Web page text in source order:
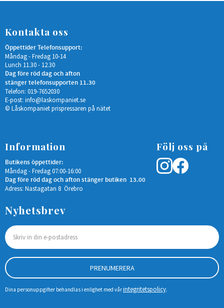
Kontakta oss
Öppettider Telefonsupport:
Måndag - Fredag 10-14
Lunch 11.30 - 12.30
Dag före röd dag och afton
stänger telefonsupporten 11.30
Telefon: 019-7652030
E-post: info@laskompaniet.se
© Låskompaniet prispressaren på nätet
Information
Butikens öppettider:
Måndag - Fredag 07:00-16:00
Dag före röd dag och afton stänger butiken 13.00
Adress: Nastagatan 8 Örebro
Följ oss på
Nyhetsbrev
PRENUMERERA
Dina personuppgifter behandlas i enlighet med vårintegritetspolicy.